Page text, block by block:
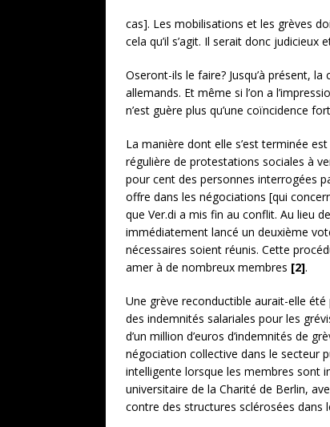
cas]. Les mobilisations et les grèves
cela qu’il s’agit. Il serait donc
Oseront-ils le faire? Jusqu’à présent,
allemands. Et même si l’on a
n’est guère plus qu’une coïncidence
La manière dont elle s’est terminée
régulière de protestations sociales à
pour cent des personnes interrogées
offre dans les négociations [qui
que Ver.di a mis fin au conflit. Au lieu
immédiatement lancé un deuxième
nécessaires soient réunis. Cette
amer à de nombreux membres [2].
Une grève reconductible aurait-elle été
des indemnités salariales pour les
d’un million d’euros d’indemnités de
négociation collective dans le secteur
intelligente lorsque les membres sont
universitaire de la Charité de Berlin,
contre des structures sclérosées dans